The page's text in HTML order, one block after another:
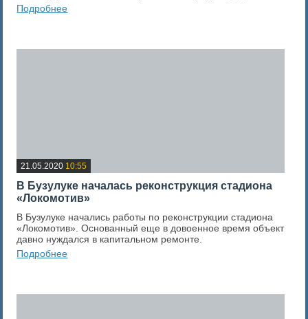
Подробнее
21.05.2020 10:55
В Бузулуке началась реконструкция стадиона
«Локомотив»
В Бузулуке начались работы по реконструкции стадиона
«Локомотив». Основанный еще в довоенное время объект
давно нуждался в капитальном ремонте.
Подробнее